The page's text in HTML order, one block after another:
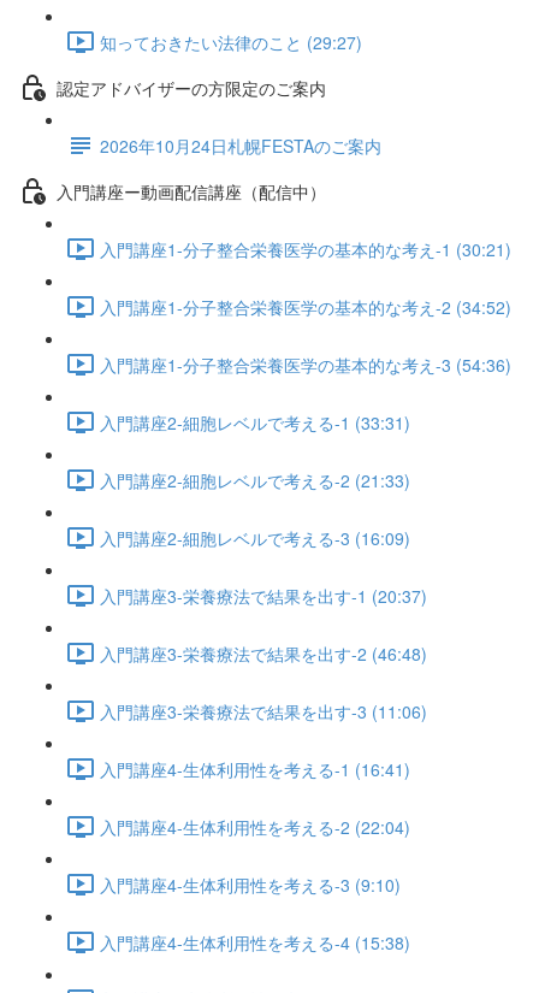
知っておきたい法律のこと (29:27)
認定アドバイザーの方限定のご案内
2026年10月24日札幌FESTAのご案内
入門講座ー動画配信講座（配信中）
入門講座1-分子整合栄養医学の基本的な考え-1 (30:21)
入門講座1-分子整合栄養医学の基本的な考え-2 (34:52)
入門講座1-分子整合栄養医学の基本的な考え-3 (54:36)
入門講座2-細胞レベルで考える-1 (33:31)
入門講座2-細胞レベルで考える-2 (21:33)
入門講座2-細胞レベルで考える-3 (16:09)
入門講座3-栄養療法で結果を出す-1 (20:37)
入門講座3-栄養療法で結果を出す-2 (46:48)
入門講座3-栄養療法で結果を出す-3 (11:06)
入門講座4-生体利用性を考える-1 (16:41)
入門講座4-生体利用性を考える-2 (22:04)
入門講座4-生体利用性を考える-3 (9:10)
入門講座4-生体利用性を考える-4 (15:38)